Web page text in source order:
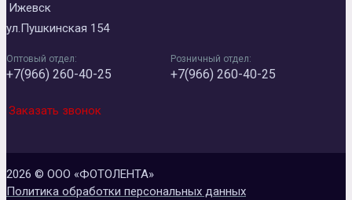
Ижевск
ул.Пушкинская 154
Оптовый отдел:
+7(966) 260-40-25
Розничный отдел:
+7(966) 260-40-25
Заказать звонок
2026 © ООО «ФОТОЛЕНТА»
Политика обработки персональных данных